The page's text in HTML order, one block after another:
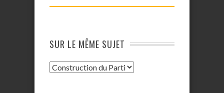
SUR LE MÊME SUJET